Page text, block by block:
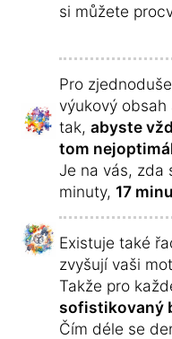
si můžete
Pro
výukový
tak, abyste
tom
Je na vás, zda
minuty, 17
Existuje také
zvyšují vaši
Takže pro
sofistikovaný
Čím déle se